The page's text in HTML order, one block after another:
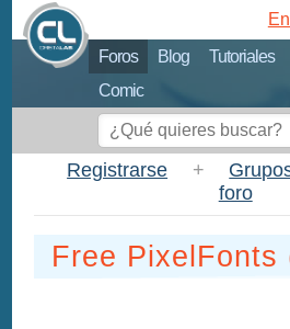
Foros Blog Tutoriales
Comic
Registrarse +
foro
Free PixelFonts